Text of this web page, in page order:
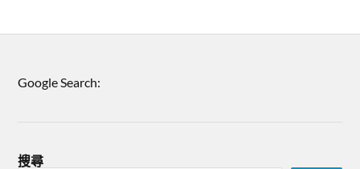
Google Search:
搜尋